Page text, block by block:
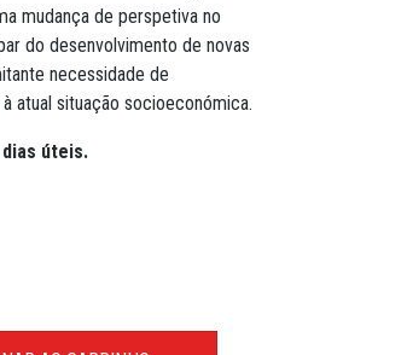
mudança de perspetiva no
do desenvolvimento de novas
necessidade de
atual situação socioeconómica.
úteis.